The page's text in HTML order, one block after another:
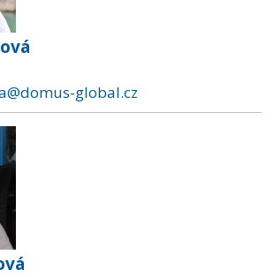
global.cz